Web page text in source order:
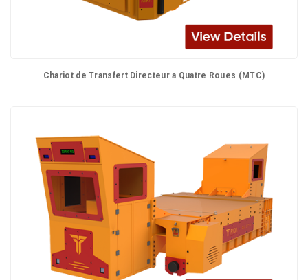
Chariot de Transfert Directeur a Quatre Roues (MTC)